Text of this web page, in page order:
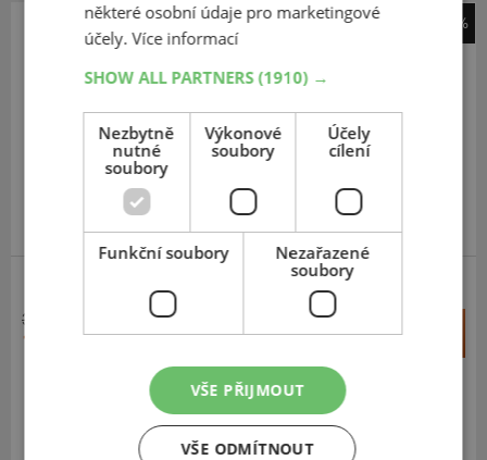
-44%
Continental
TKC 80 Twinduro
120 90 -18
65R
TT,R
3 394 Kč
1 899 Kč
+
SKLADEM Expedujeme příští prac. den
Na prodejně v Opavě 5 ks.
Centrální sklad 12 ks.
některé osobní údaje pro marketingové
účely.Více informací
SHOW ALL PARTNERS(1910) →
Nezbytně
nutné
soubory
Výkonové
soubory
Účely
cílení
Funkční soubory
Nezařazené
soubory
VŠE PŘIJMOUT
VŠE ODMÍTNOUT